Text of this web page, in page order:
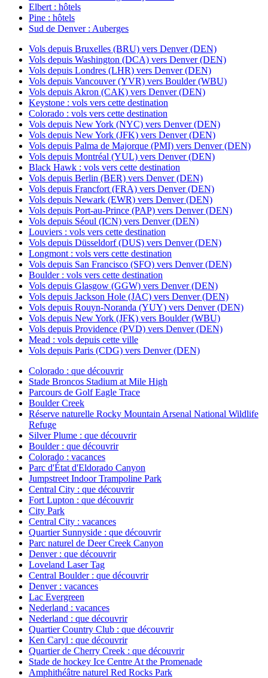
Elbert : hôtels
Pine : hôtels
Sud de Denver : Auberges
Vols depuis Bruxelles (BRU) vers Denver (DEN)
Vols depuis Washington (DCA) vers Denver (DEN)
Vols depuis Londres (LHR) vers Denver (DEN)
Vols depuis Vancouver (YVR) vers Boulder (WBU)
Vols depuis Akron (CAK) vers Denver (DEN)
Keystone : vols vers cette destination
Colorado : vols vers cette destination
Vols depuis New York (NYC) vers Denver (DEN)
Vols depuis New York (JFK) vers Denver (DEN)
Vols depuis Palma de Majorque (PMI) vers Denver (DEN)
Vols depuis Montréal (YUL) vers Denver (DEN)
Black Hawk : vols vers cette destination
Vols depuis Berlin (BER) vers Denver (DEN)
Vols depuis Francfort (FRA) vers Denver (DEN)
Vols depuis Newark (EWR) vers Denver (DEN)
Vols depuis Port-au-Prince (PAP) vers Denver (DEN)
Vols depuis Séoul (ICN) vers Denver (DEN)
Louviers : vols vers cette destination
Vols depuis Düsseldorf (DUS) vers Denver (DEN)
Longmont : vols vers cette destination
Vols depuis San Francisco (SFO) vers Denver (DEN)
Boulder : vols vers cette destination
Vols depuis Glasgow (GGW) vers Denver (DEN)
Vols depuis Jackson Hole (JAC) vers Denver (DEN)
Vols depuis Rouyn-Noranda (YUY) vers Denver (DEN)
Vols depuis New York (JFK) vers Boulder (WBU)
Vols depuis Providence (PVD) vers Denver (DEN)
Mead : vols depuis cette ville
Vols depuis Paris (CDG) vers Denver (DEN)
Colorado : que découvrir
Stade Broncos Stadium at Mile High
Parcours de Golf Eagle Trace
Boulder Creek
Réserve naturelle Rocky Mountain Arsenal National Wildlife
Refuge
Silver Plume : que découvrir
Boulder : que découvrir
Colorado : vacances
Parc d'État d'Eldorado Canyon
Jumpstreet Indoor Trampoline Park
Central City : que découvrir
Fort Lupton : que découvrir
City Park
Central City : vacances
Quartier Sunnyside : que découvrir
Parc naturel de Deer Creek Canyon
Denver : que découvrir
Loveland Laser Tag
Central Boulder : que découvrir
Denver : vacances
Lac Evergreen
Nederland : vacances
Nederland : que découvrir
Quartier Country Club : que découvrir
Ken Caryl : que découvrir
Quartier de Cherry Creek : que découvrir
Stade de hockey Ice Centre At the Promenade
Amphithéâtre naturel Red Rocks Park